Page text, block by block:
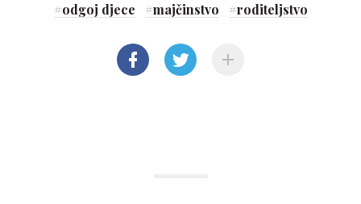
#odgoj djece #majčinstvo #roditeljstvo